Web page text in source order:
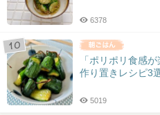
6378
「ポリポリ食感
作り置きレシピ3
5019